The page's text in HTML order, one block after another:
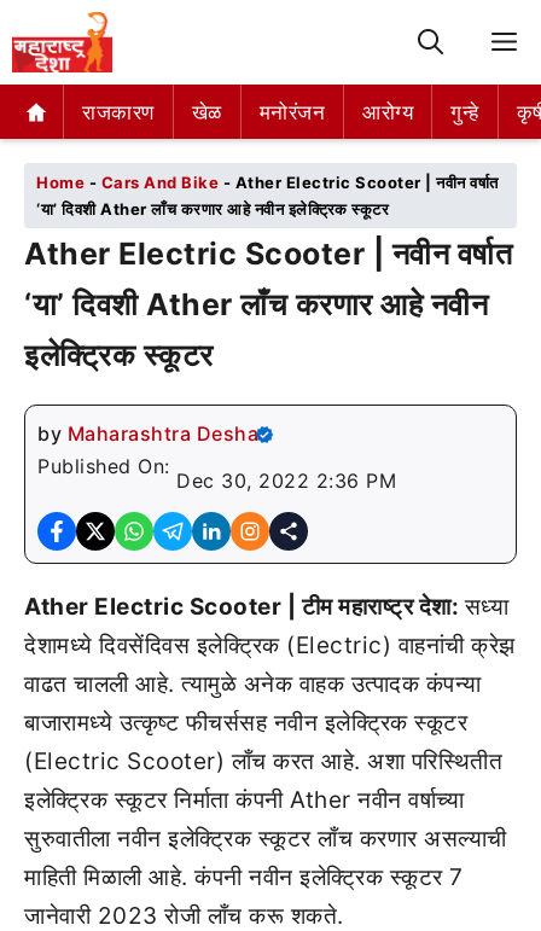
राजकारण खेळ मनोरंजन आरोग्य गुन्हे
राजकारण खेळ मनोरंजन आरोग्य गुन्हे
Home - Cars And Bike - Ather Electric Scooter | नवीन वर्षात
‘या’ दिवशी Ather लाँच करणार आहे नवीन इलेक्ट्रिक स्कूटर
Ather Electric Scooter | नवीन वर्षात
‘या’ दिवशी Ather लाँच करणार आहे नवीन
इलेक्ट्रिक स्कूटर
by Maharashtra Desha
Published On:
Dec 30, 2022 2:36 PM
Ather Electric Scooter | टीम महाराष्ट्र देशा:सध्या
देशामध्ये दिवसेंदिवस इलेक्ट्रिक (Electric) वाहनांची क्रेझ
वाढत चालली आहे. त्यामुळे अनेक वाहक उत्पादक कंपन्या
बाजारामध्ये उत्कृष्ट फीचर्ससह नवीन इलेक्ट्रिक स्कूटर
(Electric Scooter) लाँच करत आहे. अशा परिस्थितीत
इलेक्ट्रिक स्कूटर निर्माता कंपनी Ather नवीन वर्षाच्या
सुरुवातीला नवीन इलेक्ट्रिक स्कूटर लाँच करणार असल्याची
माहिती मिळाली आहे. कंपनी नवीन इलेक्ट्रिक स्कूटर 7
जानेवारी 2023 रोजी लाँच करू शकते.